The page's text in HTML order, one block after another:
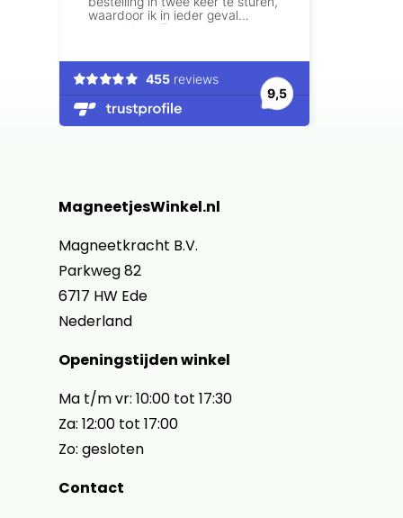
MagneetjesWinkel.nl
Magneetkracht B.V.
Parkweg 82
6717 HW Ede
Nederland
Openingstijden winkel
Ma t/m vr: 10:00 tot 17:30
Za: 12:00 tot 17:00
Zo: gesloten
Contact